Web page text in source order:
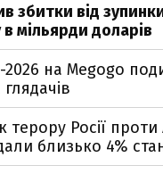
збитки від
мільярди доларів
на Megogo
терору Росії проти
близько 4%